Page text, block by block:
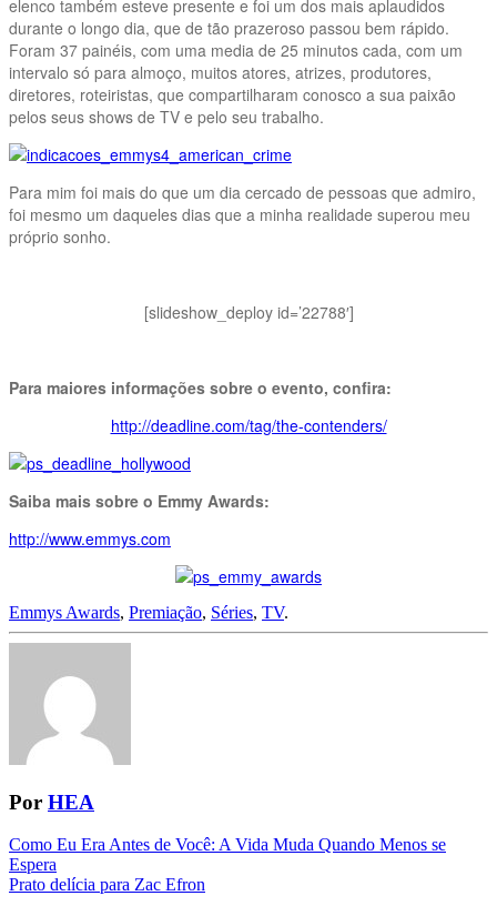
elenco também esteve presente e foi um dos mais aplaudidos
durante o longo dia, que de tão prazeroso passou bem rápido.
Foram 37 painéis, com uma media de 25 minutos cada, com um
intervalo só para almoço, muitos atores, atrizes, produtores,
diretores, roteiristas, que compartilharam conosco a sua paixão
pelos seus shows de TV e pelo seu trabalho.
Para mim foi mais do que um dia cercado de pessoas que admiro,
foi mesmo um daqueles dias que a minha realidade superou meu
próprio sonho.
[slideshow_deploy id=’22788′]
Para maiores informações sobre o evento, confira:
http://deadline.com/tag/the-contenders/
Saiba mais sobre o Emmy Awards:
http://www.emmys.com
Emmys Awards, Premiação, Séries, TV.
Por HEA
Navegação
da
Como Eu Era Antes de Você: A Vida Muda Quando Menos se
Espera
Prato delícia para Zac Efron